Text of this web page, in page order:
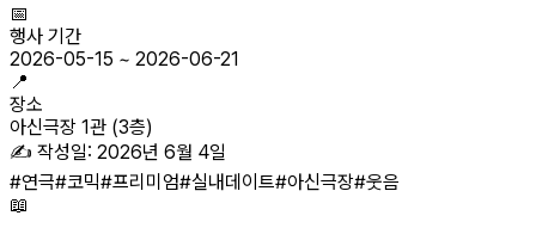
📅
행사 기간
2026-05-15 ~ 2026-06-21
📍
장소
아신극장 1관 (3층)
✍️ 작성일: 2026년 6월 4일
#연극#코믹#프리미엄#실내데이트#아신극장#웃음
📖